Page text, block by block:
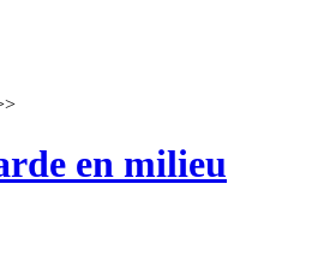
en milieu